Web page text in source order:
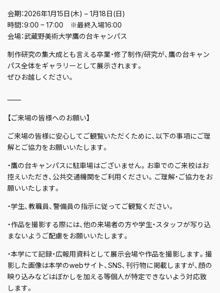
会期：2026年1月15日(木) – 1月18日(日)
時間：9:00 – 17:00 ※最終入場16:00
会場：武蔵野美術大学鷹の台キャンパス
制作研究の集大成とも言える卒業・修了制作/研究が、鷹の台キャン
パス全体をギャラリーとして展示されます。
ぜひお越しください。
——
【ご来場の皆様へのお願い】
ご来場の皆様に安心してご観覧いただくために、以下の事項にご理
解とご協力をお願いいたします。
・鷹の台キャンパスに駐車場はございません。お車でのご来校はお
控えいただき、公共交通機関をご利用ください。ご理解・ご協力をお
願いいたします。
・学生、教職員、警備員の指示に従ってご観覧ください。
・作品を撮影する際には、他の来場者の方や学生・スタッフが写り込
まないようご配慮をお願いいたします。
・本学にて記録・広報用資料として展示会場や作品を撮影します。撮
影した画像は本学のwebサイト、SNS、刊行物に掲載しますが、顔の
映り込みなどはぼかしを加える等個人が特定できないよう対応致
します。